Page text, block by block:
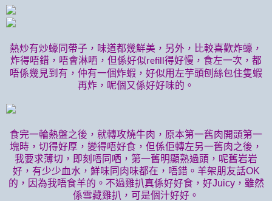
熱炒有炒蠔同帶子，味道都幾鮮美，另外，比較喜歡炸蠔，
炸得唔錯，唔會淋哂，但係好似refill 得好慢，食左一次，都
唔係幾見到有，仲有一個炸蝦，好似用左芋頭刨絲包住隻蝦
再炸，呢個又係好好味的。
食完一輪熱盤之後，就轉攻燒牛肉，原本第一舊肉開頭第一
塊時，切得好厚，變得唔好食，但係佢轉左另一舊肉之後，
我要求薄切，即刻唔同哂，第一舊明顯熟過頭，呢舊岩岩
好，有少少血水，鮮味同肉味都在，唔錯。羊架朋友話OK
的，因為我唔食羊的。不過雞扒真係好好食，好Juicy，雖然
係雪藏雞扒，可是個汁好好。